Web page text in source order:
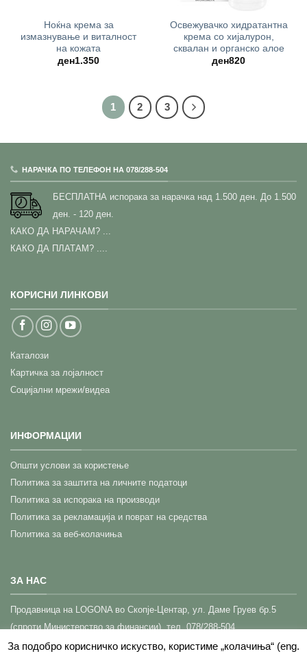
Ноќна крема за
измазнување и виталност
на кожата
ден1.350
Освежувачко хидратантна
крема со хијалурон,
сквалан и органско алое
ден820
1 2 3
НАРАЧКА ПО ТЕЛЕФОН НА 078/288-504
БЕСПЛАТНА испорака за нарачка над 1.500 ден. До 1.500
ден. - 120 ден.
КАКО ДА НАРАЧАМ? ...
КАКО ДА ПЛАТАМ? ....
КОРИСНИ ЛИНКОВИ
Каталози
Картичка за лојалност
Социјални мрежи/видеа
ИНФОРМАЦИИ
Општи услови за користење
Политика за заштита на личните податоци
Политика за испорака на производи
Политика за рекламација и поврат на средства
Политика за веб-колачиња
ЗА НАС
Прoдавница на LOGONA во Скопје-Центар, ул. Даме Груев бр.5
(спроти Министерство за финансии), тел. 078/288-504
КОНТАКТ (Корисничка поддршка)
За подобро корисничко искуство, користиме „колачиња“ (eng.